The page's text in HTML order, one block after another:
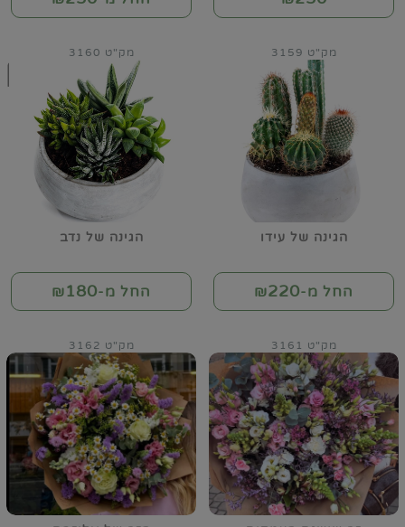
הגינה של עידו
מק"ט 3159
החל מ-₪220
הגינה של נדב
מק"ט 3160
החל מ-₪180
מק"ט 3161 מק"ט 3162